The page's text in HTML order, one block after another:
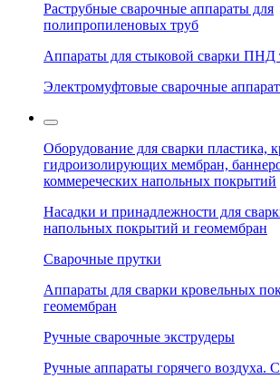
Раструбные сварочные аппараты для
полипропиленовых труб
Аппараты для стыковой сварки ПНД
Электромуфтовые сварочные
Оборудование для сварки пластика,
гидроизолирующих мембран,
коммереческих напольных покрытий
Насадки и принадлежности для
напольных покрытий и геомембран
Сварочные прутки
Аппараты для сварки кровельных
геомембран
Ручные сварочные экструдеры
Ручные аппараты горячего воздуха.